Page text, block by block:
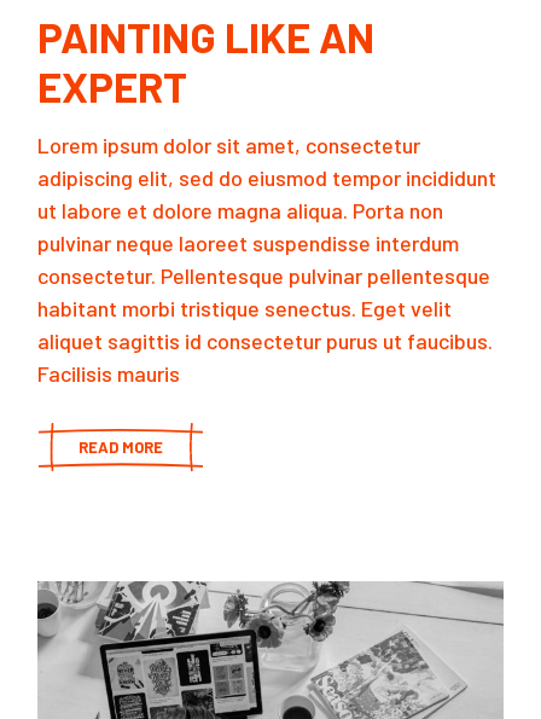
PAINTING LIKE AN
EXPERT
Lorem ipsum dolor sit amet, consectetur
adipiscing elit, sed do eiusmod tempor incididunt
ut labore et dolore magna aliqua. Porta non
pulvinar neque laoreet suspendisse interdum
consectetur. Pellentesque pulvinar pellentesque
habitant morbi tristique senectus. Eget velit
aliquet sagittis id consectetur purus ut faucibus.
Facilisis mauris
READ MORE